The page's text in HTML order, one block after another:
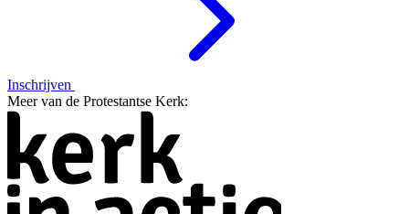
Inschrijven
Meer van de Protestantse Kerk: